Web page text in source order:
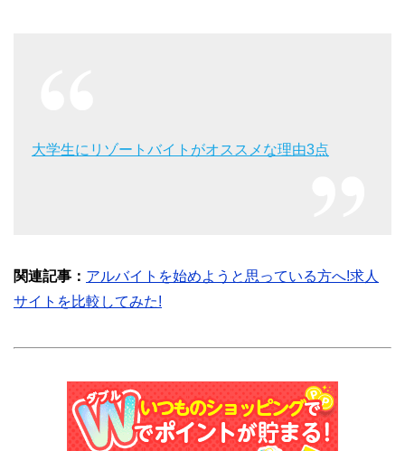
大学生にリゾートバイトがオススメな理由3点
関連記事： アルバイトを始めようと思っている方へ!求人
サイトを比較してみた!